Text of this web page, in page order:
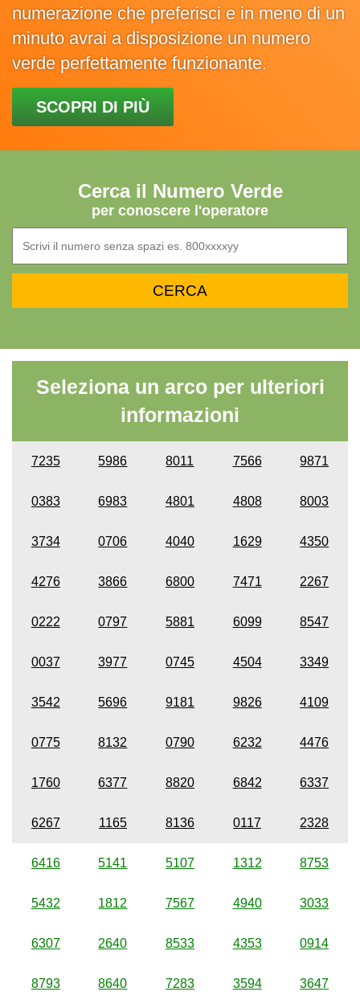
numerazione che preferisci e in meno di un
minuto avrai a disposizione un numero
verde perfettamente funzionante.
SCOPRI DI PIÙ
Cerca il Numero Verde
per conoscere l'operatore
Seleziona un arco per ulteriori
informazioni
7235 5986 8011 7566 9871
0383 6983 4801 4808 8003
3734 0706 4040 1629 4350
4276 3866 6800 7471 2267
0222 0797 5881 6099 8547
0037 3977 0745 4504 3349
3542 5696 9181 9826 4109
0775 8132 0790 6232 4476
1760 6377 8820 6842 6337
6267 1165 8136 0117 2328
6416 5141 5107 1312 8753
5432 1812 7567 4940 3033
6307 2640 8533 4353 0914
8793 8640 7283 3594 3647